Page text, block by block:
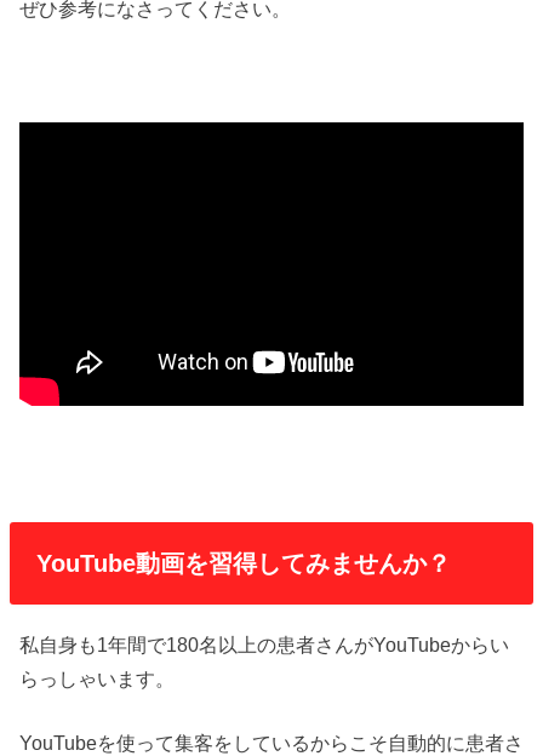
ぜひ参考になさってください。
YouTube動画を習得してみませんか？
私自身も1年間で180名以上の患者さんがYouTubeからい
らっしゃいます。
YouTubeを使って集客をしているからこそ自動的に患者さ